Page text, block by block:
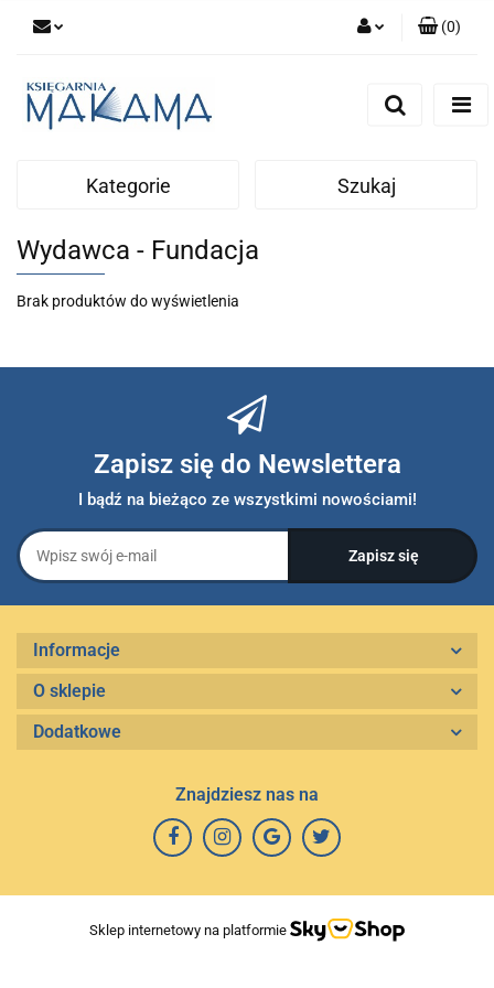
(0)
Kategorie Szukaj
Wydawca - Fundacja
Brak produktów do wyświetlenia
Zapisz się do Newslettera
I bądź na bieżąco ze wszystkimi nowościami!
Informacje
O sklepie
Dodatkowe
Znajdziesz nas na
Sklep internetowy na platformie